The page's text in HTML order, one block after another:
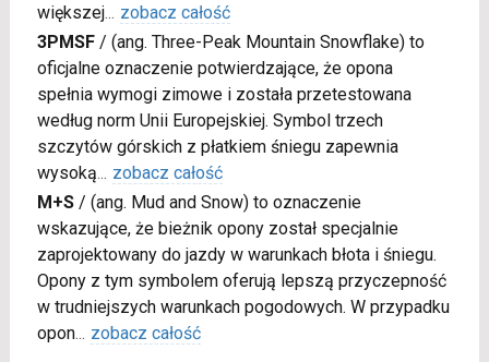
większej... zobacz całość
3PMSF/ (ang. Three-Peak Mountain Snowflake) to
oficjalne oznaczenie potwierdzające, że opona
spełnia wymogi zimowe i została przetestowana
według norm Unii Europejskiej. Symbol trzech
szczytów górskich z płatkiem śniegu zapewnia
wysoką... zobacz całość
M+S/ (ang. Mud and Snow) to oznaczenie
wskazujące, że bieżnik opony został specjalnie
zaprojektowany do jazdy w warunkach błota i śniegu.
Opony z tym symbolem oferują lepszą przyczepność
w trudniejszych warunkach pogodowych. W przypadku
opon... zobacz całość